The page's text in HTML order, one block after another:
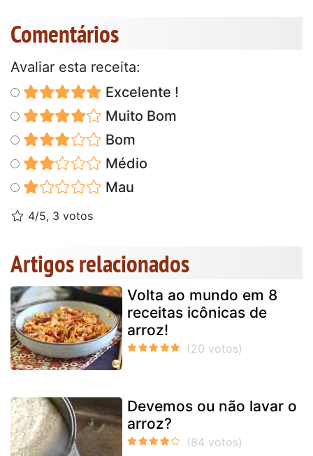
Comentários
Avaliar esta receita:
Excelente !
Muito Bom
Bom
Médio
Mau
4/5, 3 votos
Artigos relacionados
Volta ao mundo em 8
receitas icônicas de
arroz!
Devemos ou não lavar o
arroz?